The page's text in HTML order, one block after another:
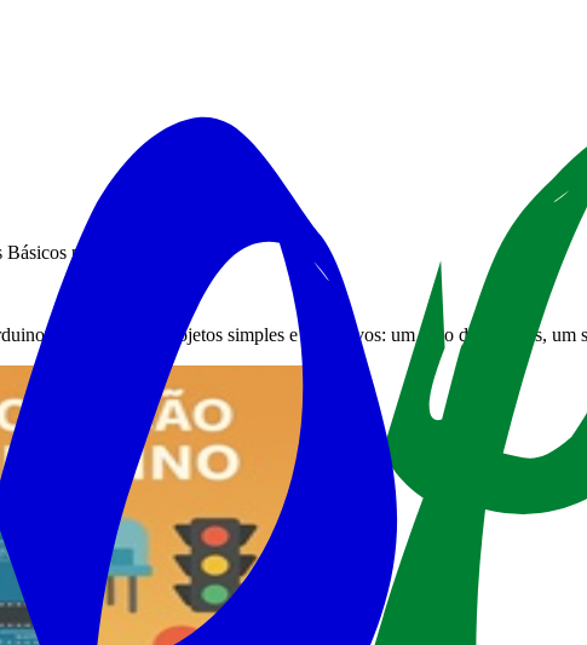
para Iniciantes (57)
através de três projetos simples e interativos: um jogo de reflexos, um